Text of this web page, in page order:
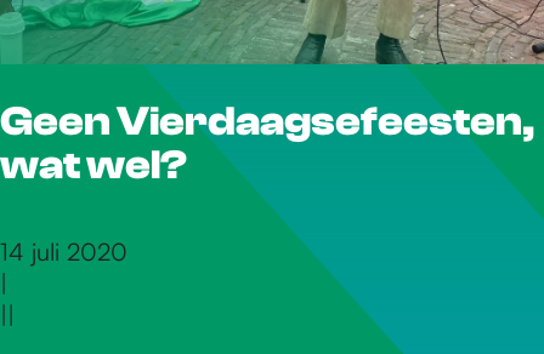
r
d
e
Geen Vierdaagsefeesten,
wat wel?
14 juli 2020
|
||